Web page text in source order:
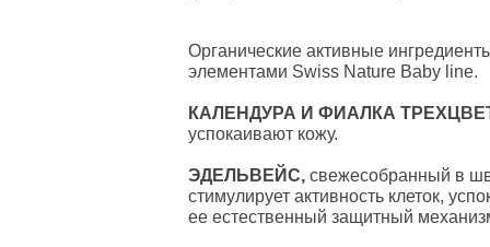
Органические активные
элементами Swiss Nature Baby line.
КАЛЕНДУРА И ФИАЛКА
успокаивают кожу.
ЭДЕЛЬВЕЙС, свежесобранный в
стимулирует активность клеток,
ее естественный защитный